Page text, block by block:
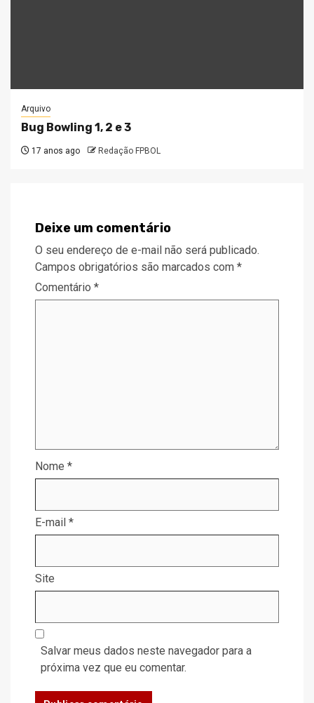
Arquivo
Bug Bowling 1, 2 e 3
17 anos ago Redação FPBOL
Deixe um comentário
O seu endereço de e-mail não será publicado.
Campos obrigatórios são marcados com *
Comentário *
Nome *
E-mail *
Site
Salvar meus dados neste navegador para a
próxima vez que eu comentar.